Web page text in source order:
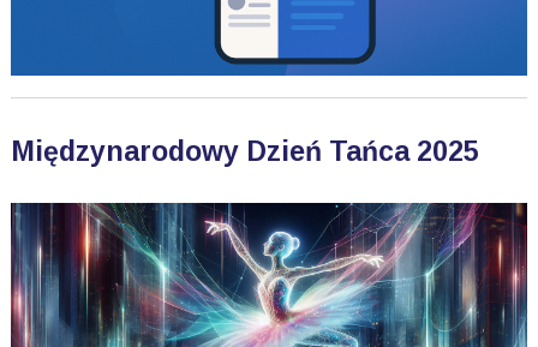
Międzynarodowy Dzień Tańca 2025